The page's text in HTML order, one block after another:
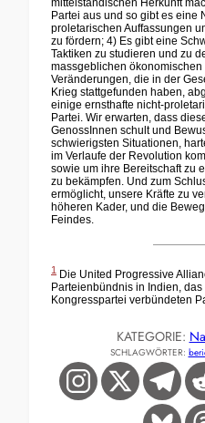
mittelständischen Herkunft
Partei aus und so gibt es eine
proletarischen Auffassungen
zu fördern; 4) Es gibt eine
Taktiken zu studieren und zu
massgeblichen
Veränderungen, die in der
Krieg stattgefunden haben,
einige ernsthafte nicht-
Partei. Wir erwarten, dass
GenossInnen schult und
schwierigsten Situationen,
im Verlaufe der Revolution
sowie um ihre Bereitschaft zu
zu bekämpfen. Und zum
ermöglicht, unsere Kräfte zu
höheren Kader, und die
Feindes.
1 Die United Progressive
Parteienbündnis in Indien,
Kongresspartei verbündeten
KATEGORIE:
SCHLAGWÖRTER: